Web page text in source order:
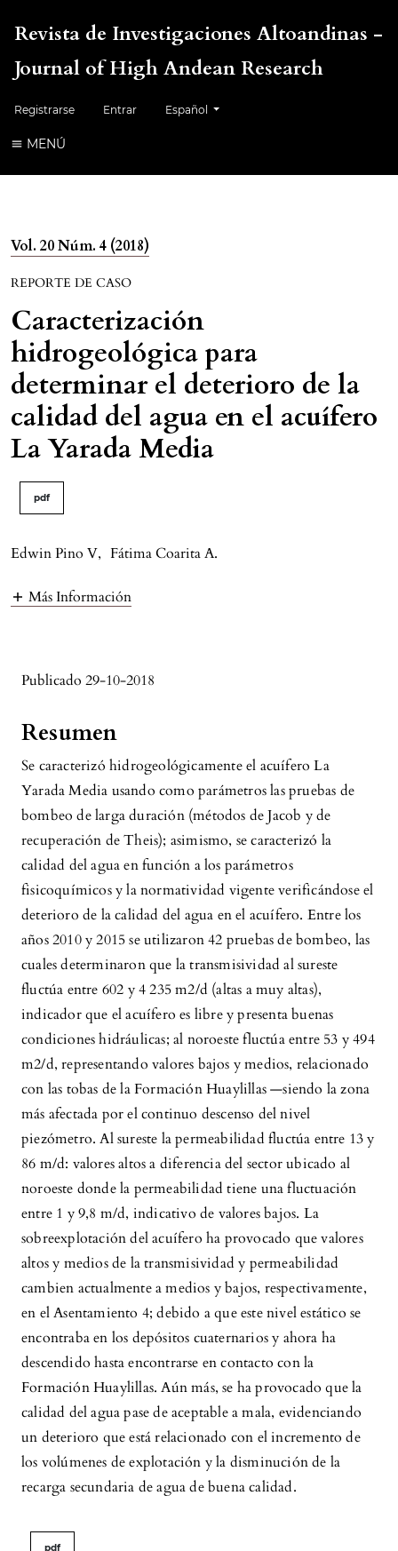
Revista de Investigaciones Altoandinas -
Journal of High Andean Research
Registrarse Entrar Cambiar el idioma. El idioma actual es:
Español
MENÚ
Vol. 20 Núm. 4 (2018)
REPORTE DE CASO
Caracterización
hidrogeológica para
determinar el deterioro de la
calidad del agua en el acuífero
La Yarada Media
pdf
Edwin Pino V, Fátima Coarita A.
Más Información
Publicado 29-10-2018
Resumen
Se caracterizó hidrogeológicamente el acuífero La
Yarada Media usando como parámetros las pruebas de
bombeo de larga duración (métodos de Jacob y de
recuperación de Theis); asimismo, se caracterizó la
calidad del agua en función a los parámetros
fisicoquímicos y la normatividad vigente verificándose el
deterioro de la calidad del agua en el acuífero. Entre los
años 2010 y 2015 se utilizaron 42 pruebas de bombeo, las
cuales determinaron que la transmisividad al sureste
fluctúa entre 602 y 4 235 m2/d (altas a muy altas),
indicador que el acuífero es libre y presenta buenas
condiciones hidráulicas; al noroeste fluctúa entre 53 y 494
m2/d, representando valores bajos y medios, relacionado
con las tobas de la Formación Huaylillas —siendo la zona
más afectada por el continuo descenso del nivel
piezómetro. Al sureste la permeabilidad fluctúa entre 13 y
86 m/d: valores altos a diferencia del sector ubicado al
noroeste donde la permeabilidad tiene una fluctuación
entre 1 y 9,8 m/d, indicativo de valores bajos. La
sobreexplotación del acuífero ha provocado que valores
altos y medios de la transmisividad y permeabilidad
cambien actualmente a medios y bajos, respectivamente,
en el Asentamiento 4; debido a que este nivel estático se
encontraba en los depósitos cuaternarios y ahora ha
descendido hasta encontrarse en contacto con la
Formación Huaylillas. Aún más, se ha provocado que la
calidad del agua pase de aceptable a mala, evidenciando
un deterioro que está relacionado con el incremento de
los volúmenes de explotación y la disminución de la
recarga secundaria de agua de buena calidad.
pdf